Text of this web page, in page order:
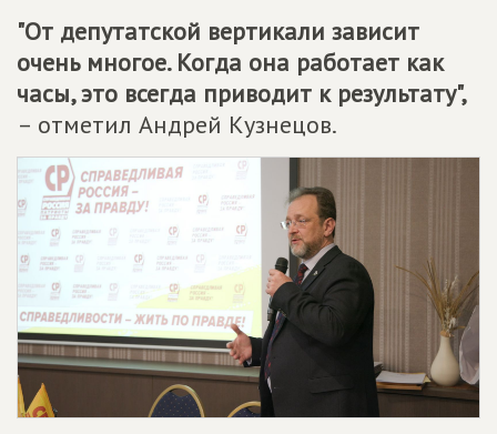
"От депутатской вертикали зависит
очень многое. Когда она работает как
часы, это всегда приводит к результату",
– отметил Андрей Кузнецов.